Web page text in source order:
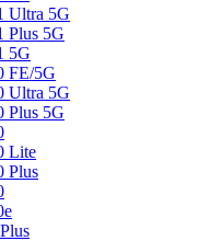
Ultra 5G
Plus 5G
5G
FE/5G
Ultra 5G
Plus 5G
Lite
Plus